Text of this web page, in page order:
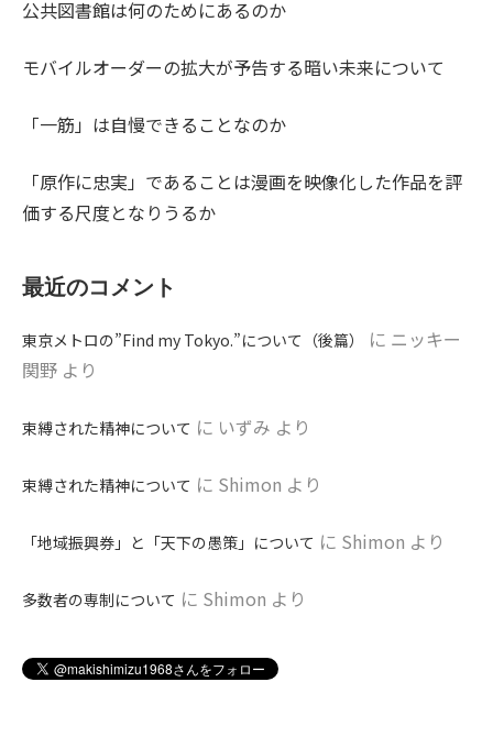
公共図書館は何のためにあるのか
モバイルオーダーの拡大が予告する暗い未来について
「一筋」は自慢できることなのか
「原作に忠実」であることは漫画を映像化した作品を評
価する尺度となりうるか
最近のコメント
東京メトロの”Find my Tokyo.”について（後篇） に ニッキー
関野 より
束縛された精神について に いずみ より
束縛された精神について に Shimon より
「地域振興券」と「天下の愚策」について に Shimon より
多数者の専制について に Shimon より